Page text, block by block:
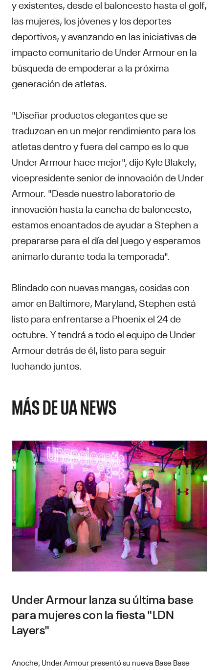
y existentes, desde el baloncesto hasta el golf,
las mujeres, los jóvenes y los deportes
deportivos, y avanzando en las iniciativas de
impacto comunitario de Under Armour en la
búsqueda de empoderar a la próxima
generación de atletas.
"Diseñar productos elegantes que se
traduzcan en un mejor rendimiento para los
atletas dentro y fuera del campo es lo que
Under Armour hace mejor", dijo Kyle Blakely,
vicepresidente senior de innovación de Under
Armour. "Desde nuestro laboratorio de
innovación hasta la cancha de baloncesto,
estamos encantados de ayudar a Stephen a
prepararse para el día del juego y esperamos
animarlo durante toda la temporada".
Blindado con nuevas mangas, cosidas con
amor en Baltimore, Maryland, Stephen está
listo para enfrentarse a Phoenix el 24 de
octubre. Y tendrá a todo el equipo de Under
Armour detrás de él, listo para seguir
luchando juntos.
MÁS DE UA NEWS
Under Armour lanza su última base
para mujeres con la fiesta "LDN
Layers"
Anoche, Under Armour presentó su nueva Base Base